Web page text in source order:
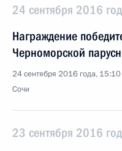
24 сентября 2016
Награждение
Черноморской
24 сентября 2016 года, 15:10
Сочи
23 сентября 2016